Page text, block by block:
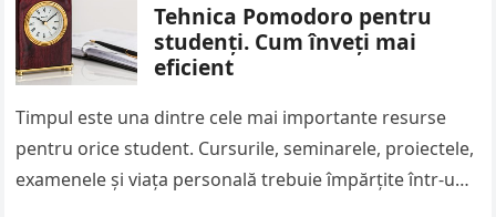
Tehnica Pomodoro pentru
studenți. Cum înveți mai
eficient
Timpul este una dintre cele mai importante resurse
pentru orice student. Cursurile, seminarele, proiectele,
examenele și viața personală trebuie împărțite într-un